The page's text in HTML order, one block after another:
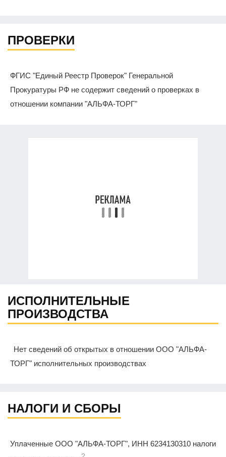
ПРОВЕРКИ
ФГИС "Единый Реестр Проверок" Генеральной
Прокуратуры РФ не содержит сведений о проверках в
отношении компании "АЛЬФА-ТОРГ"
ИСПОЛНИТЕЛЬНЫЕ
ПРОИЗВОДСТВА
Нет сведений об открытых в отношении ООО "АЛЬФА-
ТОРГ" исполнительных производствах
НАЛОГИ И СБОРЫ
Уплаченные ООО "АЛЬФА-ТОРГ", ИНН 6234130310 налоги